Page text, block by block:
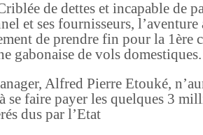
de dettes et incapable de
et ses fournisseurs,
de prendre fin pour la 1ère
gabonaise de vols domestiques.
Alfred Pierre Etouké,
se faire payer les quelques 3
dus par l’Etat